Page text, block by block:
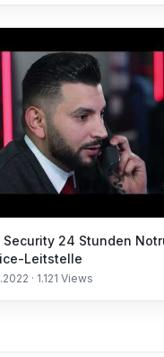
24 Stunden Notruf-
Leitstelle
· 1.121 Views